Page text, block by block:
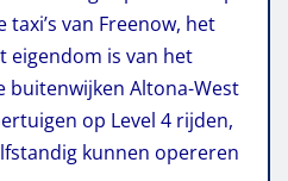
van Freenow, het
eigendom is van het
buitenwijken Altona-West
op Level 4 rijden,
kunnen opereren